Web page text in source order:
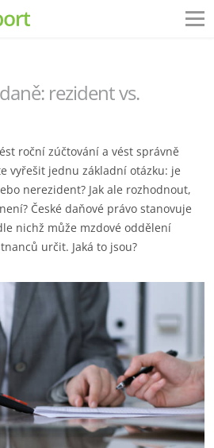
rezident vs.
roční zúčtování a vést správně
vyřešit jednu základní otázku: je
nerezident? Jak ale rozhodnout,
České daňové právo stanovuje
nichž může mzdové oddělení
určit. Jaká to jsou?